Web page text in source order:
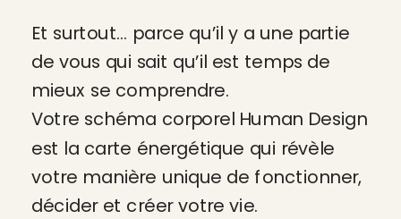
Et surtout… parce qu’il y a une partie
de vous qui sait qu’il est temps de
mieux se comprendre.
Votre schéma corporel Human Design
est la carte énergétique qui révèle
votre manière unique de fonctionner,
décider et créer votre vie.